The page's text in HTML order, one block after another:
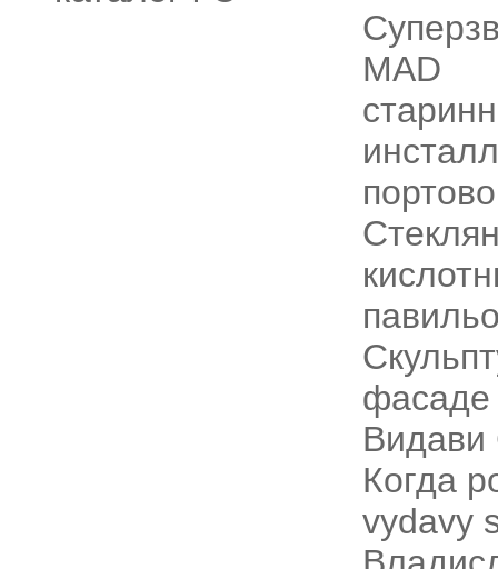
MAD
Видави
Когда
vydavy